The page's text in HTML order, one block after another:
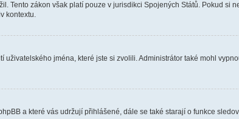
Tento zákon však platí pouze v jurisdikci Spojených Států. Pokud
kontextu.
jména, které jste si zvolili. Administrátor také mohl
a které vás udržují přihlášené, dále se také starají o funkce